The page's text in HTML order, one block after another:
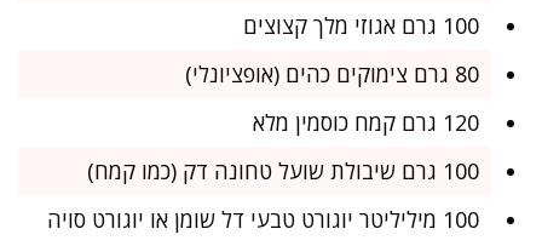
100 גרם אגוזי מלך קצוצים
80 גרם צימוקים כהים (אופציונלי)
120 גרם קמח כוסמין מלא
100 גרם שיבולת שועל טחונה דק (כמו קמח)
100 מיליליטר יוגורט טבעי דל שומן או יוגורט סויה